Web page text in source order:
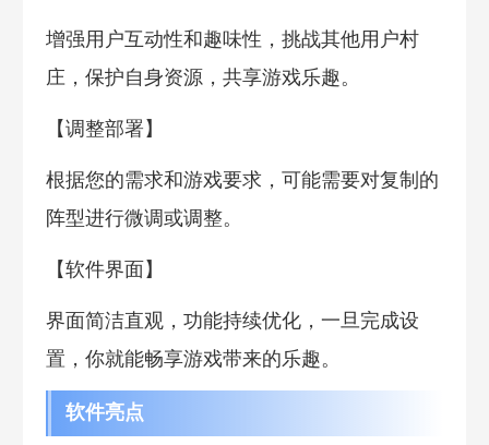
增强用户互动性和趣味性，挑战其他用户村
庄，保护自身资源，共享游戏乐趣。
【调整部署】
根据您的需求和游戏要求，可能需要对复制的
阵型进行微调或调整。
【软件界面】
界面简洁直观，功能持续优化，一旦完成设
置，你就能畅享游戏带来的乐趣。
软件亮点